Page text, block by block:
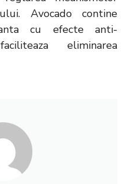
Avocado contine
cu efecte anti-
eliminarea